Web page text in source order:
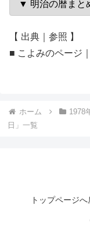
【 出典｜参照 】
■ こよみのページ
ホーム 1978
日」一覧
トップページへ